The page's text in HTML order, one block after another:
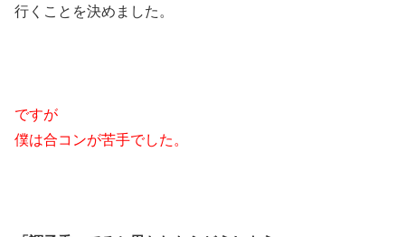
行くことを決めました。
ですが
僕は合コンが苦手でした。